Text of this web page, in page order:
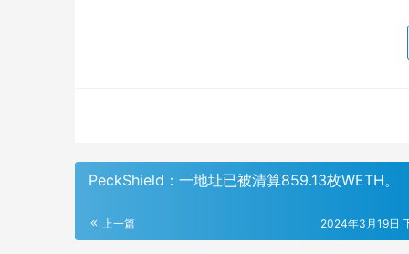
PeckShield：一地址已被清算859.13枚WETH。
上一篇 2024年3月19日